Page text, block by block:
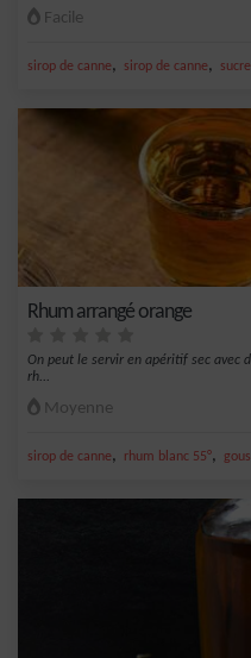
Facile
sirop de canne, sirop de canne, sucre
Rhum arrangé orange
On peut le servir en apéritif sec avec
rh...
Moyenne
sirop de canne, rhum blanc 55°,